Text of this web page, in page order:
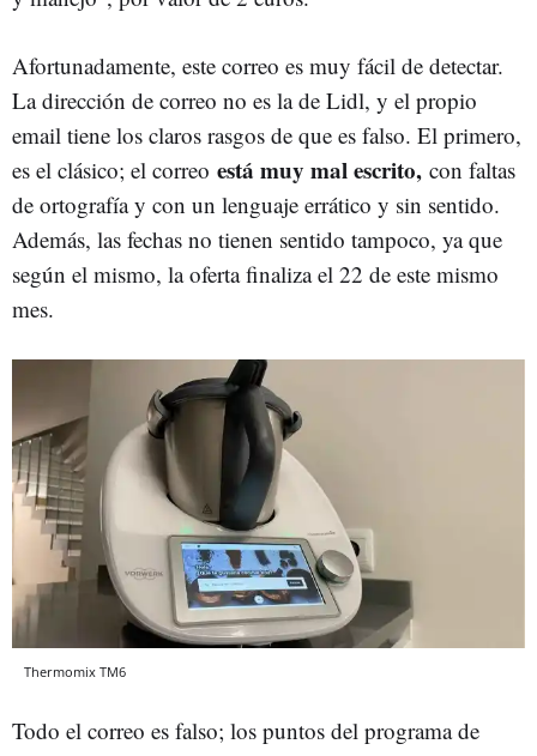
Afortunadamente, este correo es muy fácil de detectar.
La dirección de correo no es la de Lidl, y el propio
email tiene los claros rasgos de que es falso. El primero,
es el clásico; el correo está muy mal escrito, con faltas
de ortografía y con un lenguaje errático y sin sentido.
Además, las fechas no tienen sentido tampoco, ya que
según el mismo, la oferta finaliza el 22 de este mismo
mes.
Thermomix TM6
Todo el correo es falso; los puntos del programa de